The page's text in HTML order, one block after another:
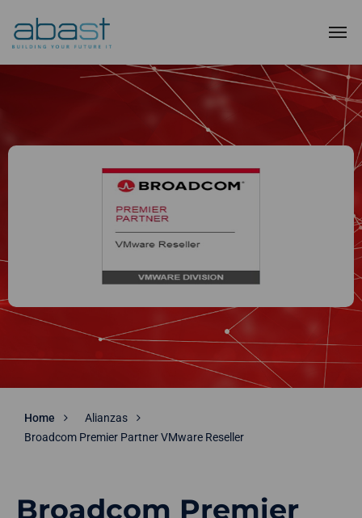
Home
Alianzas
Broadcom Premier Partner VMware Reseller
Broadcom Premier